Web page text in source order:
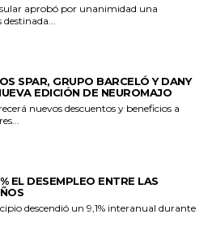
aprobó por unanimidad una
SPAR, GRUPO BARCELÓ Y DANY
EDICIÓN DE NEUROMAJO
nuevos descuentos y beneficios a
EL DESEMPLEO ENTRE LAS
descendió un 9,1% interanual durante